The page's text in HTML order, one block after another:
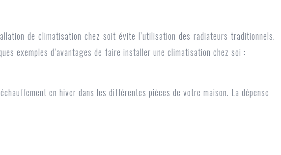
de climatisation chez soit évite l’utilisation des radiateurs traditionnels.
exemples d’avantages de faire installer une climatisation chez soi :
en hiver dans les différentes pièces de votre maison. La dépense